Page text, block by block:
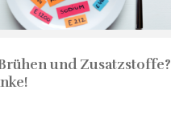
und Zusatzstoffe?